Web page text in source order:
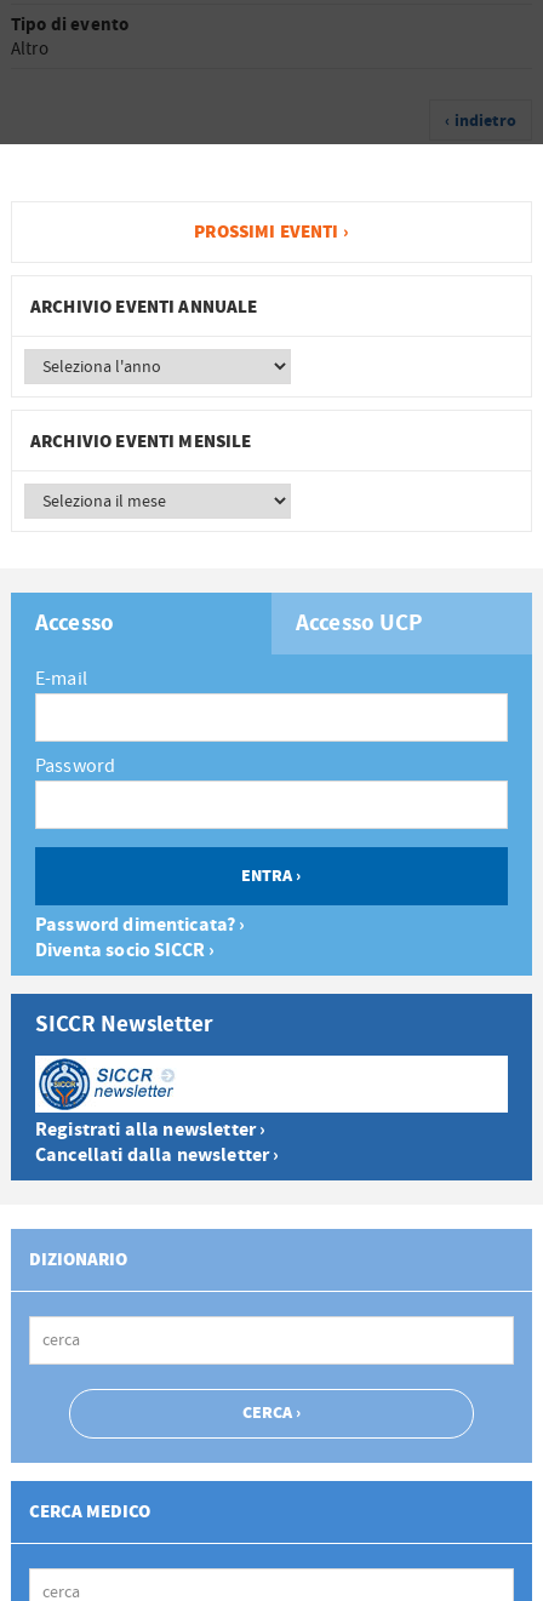
Tipo di evento
Altro
‹ indietro
PROSSIMI EVENTI ›
ARCHIVIO EVENTI ANNUALE
ARCHIVIO EVENTI MENSILE
Accesso Accesso UCP
E-mail
Password
Password dimenticata? ›
Diventa socio SICCR ›
SICCR Newsletter
Registrati alla newsletter ›
Cancellati dalla newsletter ›
DIZIONARIO
CERCA MEDICO